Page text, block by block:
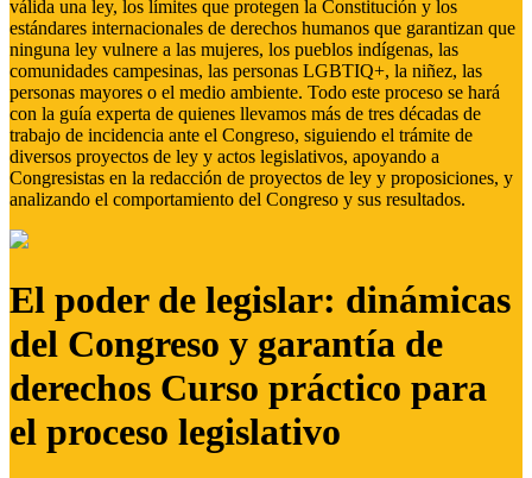
válida una ley, los límites que protegen la Constitución y los
estándares internacionales de derechos humanos que garantizan que
ninguna ley vulnere a las mujeres, los pueblos indígenas, las
comunidades campesinas, las personas LGBTIQ+, la niñez, las
personas mayores o el medio ambiente. Todo este proceso se hará
con la guía experta de quienes llevamos más de tres décadas de
trabajo de incidencia ante el Congreso, siguiendo el trámite de
diversos proyectos de ley y actos legislativos, apoyando a
Congresistas en la redacción de proyectos de ley y proposiciones, y
analizando el comportamiento del Congreso y sus resultados.
El poder de legislar: dinámicas
del Congreso y garantía de
derechos Curso práctico para
el proceso legislativo